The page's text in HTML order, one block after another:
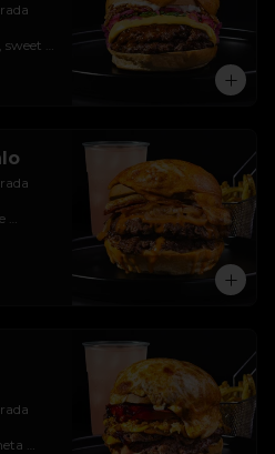
sweet
papas